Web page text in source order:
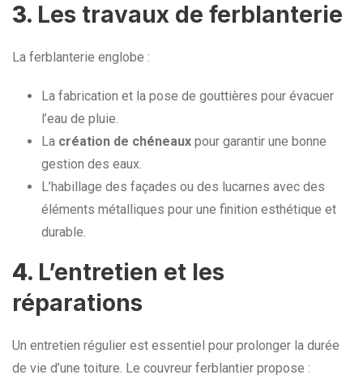
3. Les travaux de ferblanterie
La ferblanterie englobe :
La fabrication et la pose de gouttières pour évacuer
l’eau de pluie.
La création de chéneaux pour garantir une bonne
gestion des eaux.
L’habillage des façades ou des lucarnes avec des
éléments métalliques pour une finition esthétique et
durable.
4. L’entretien et les
réparations
Un entretien régulier est essentiel pour prolonger la durée
de vie d’une toiture. Le couvreur ferblantier propose :